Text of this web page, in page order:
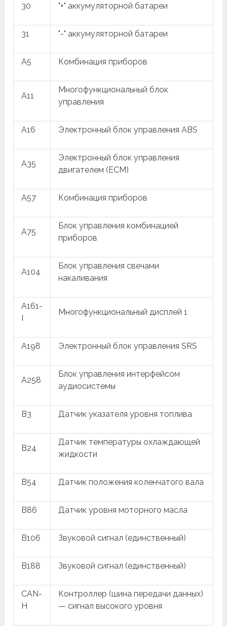
30 "+" аккумуляторной батареи
31 "-" аккумуляторной батареи
A5 Комбинация приборов
A11
Многофункциональный блок
управления
A16 Электронный блок управления ABS
A35
Электронный блок управления
двигателем (ECM)
A57 Комбинация приборов
A75
Блок управления комбинацией
приборов
A104
Блок управления свечами
накаливания
A161-
I
Многофункциональный дисплей 1
A198 Электронный блок управления SRS
A258
Блок управления интерфейсом
аудиосистемы
B3 Датчик указателя уровня топлива
B24
Датчик температуры охлаждающей
жидкости
B54 Датчик положения коленчатого вала
B86 Датчик уровня моторного масла
B106 Звуковой сигнал (единственный)
B188 Звуковой сигнал (единственный)
CAN-
H
Контроллер (шина передачи данных)
— сигнал высокого уровня